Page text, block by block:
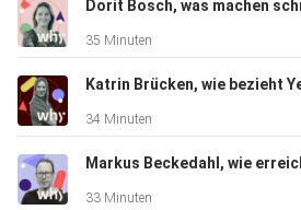
35 Minuten
34 Minuten
33 Minuten